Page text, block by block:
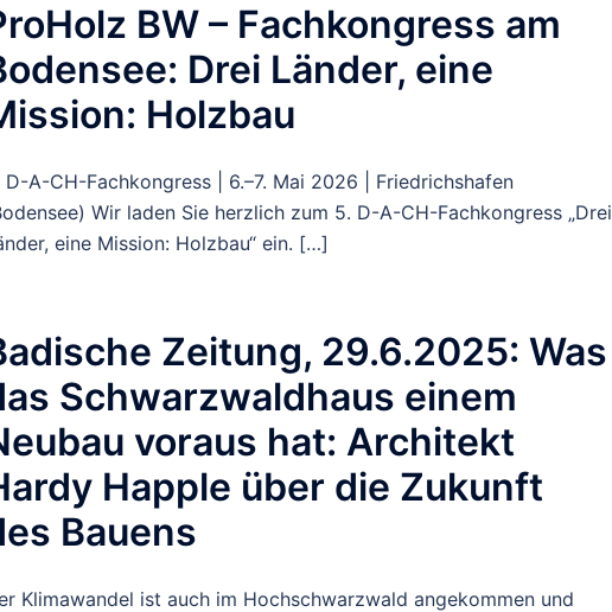
BW – Fachkongress am
Drei Länder, eine
Holzbau
D-A-CH-Fachkongress | 6.–7. Mai 2026 | Friedrichshafen
Wir laden Sie herzlich zum 5. D-A-CH-Fachkongress „Drei
eine Mission: Holzbau“ ein. […]
Zeitung, 29.6.2025: Was
Schwarzwaldhaus einem
voraus hat: Architekt
Happle über die Zukunft
Bauens
Klimawandel ist auch im Hochschwarzwald angekommen und